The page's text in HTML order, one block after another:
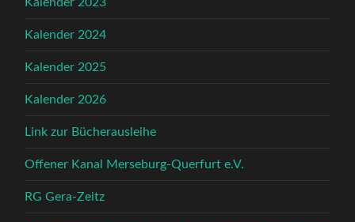
Kalender 2024
Kalender 2025
Kalender 2026
Link zur Bücherausleihe
Offener Kanal Merseburg-Querfurt e.V.
RG Gera-Zeitz